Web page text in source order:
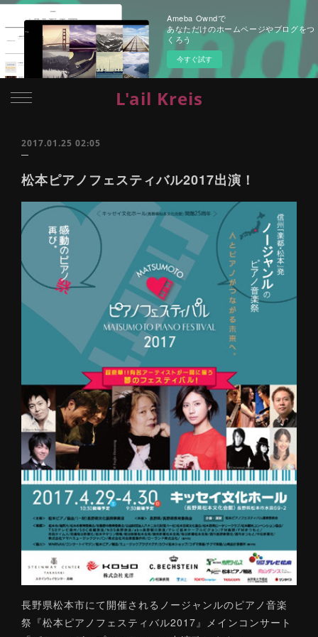
Ameba Owndで
あなただけのホームページやブログをつ
くろう
今すぐ試す
L'ail Kreis
2017.01.25 02:05
松本ピアノフェスティバル2017出演！
長野県松本市にて開催されるノージャンルのピアノ音楽
祭『松本ピアノフェスティバル2017』メインコンサート